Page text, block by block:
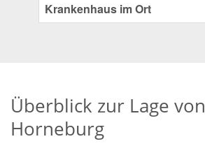
Krankenhaus im Ort
Überblick zur Lage von
Horneburg